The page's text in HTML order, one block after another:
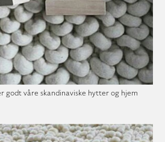
godt våre skandinaviske hytter og hjem